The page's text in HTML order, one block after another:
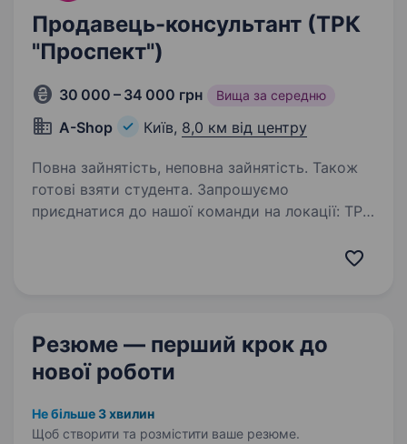
Продавець-консультант (ТРК
"Проспект")
30 000 – 34 000 грн Вища за середню
A-Shop Київ, 8,0 км від центру
Повна зайнятість, неповна зайнятість. Також
готові взяти студента. Запрошуємо
приєднатися до нашої команди на локації: ТРК
Резюме — перший крок до
нової роботи
Не більше 3 хвилин
Щоб створити та розмістити ваше резюме.